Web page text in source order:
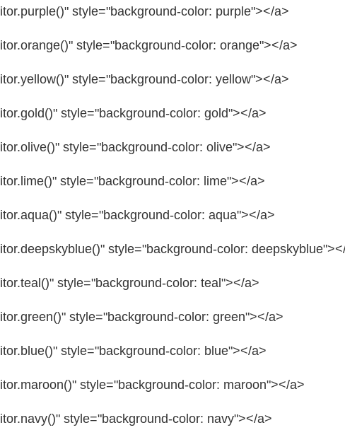
style="background-color: purple"></a>
style="background-color: orange"></a>
style="background-color: yellow"></a>
style="background-color: gold"></a>
style="background-color: olive"></a>
style="background-color: lime"></a>
style="background-color: aqua"></a>
style="background-color: deepskyblue"
style="background-color: teal"></a>
style="background-color: green"></a>
style="background-color: blue"></a>
style="background-color: maroon"></a>
style="background-color: navy"></a>